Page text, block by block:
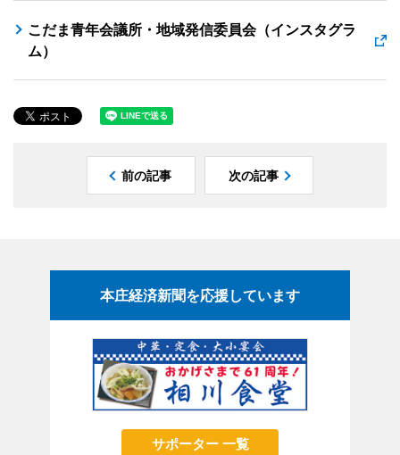
こだま青年会議所・地域発信委員会（インスタグラ
ム）
前の記事 次の記事
本庄経済新聞を応援しています
サポーター 一覧